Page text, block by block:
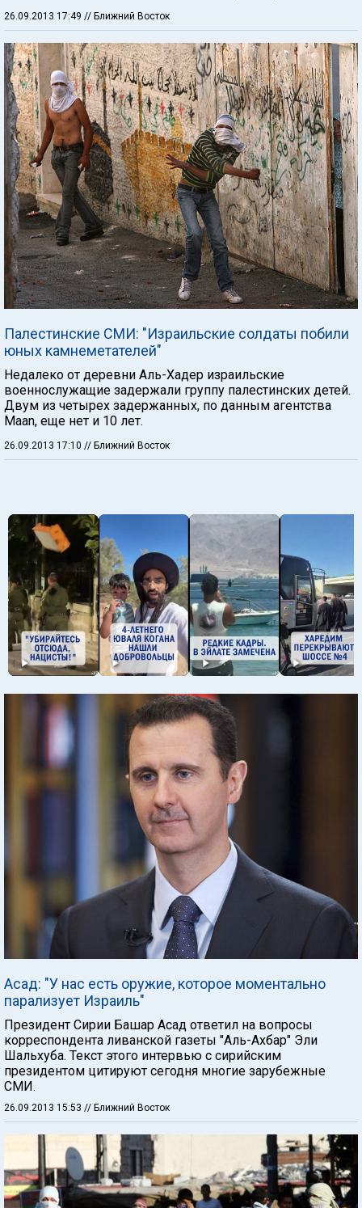
26.09.2013 17:49 // Ближний Восток
Палестинские СМИ: "Израильские солдаты побили
юных камнеметателей"
Недалеко от деревни Аль-Хадер израильские
военнослужащие задержали группу палестинских детей.
Двум из четырех задержанных, по данным агентства
Maan, еще нет и 10 лет.
26.09.2013 17:10 // Ближний Восток
Асад: "У нас есть оружие, которое моментально
парализует Израиль"
Президент Сирии Башар Асад ответил на вопросы
корреспондента ливанской газеты "Аль-Ахбар" Эли
Шальхуба. Текст этого интервью с сирийским
президентом цитируют сегодня многие зарубежные
СМИ.
26.09.2013 15:53 // Ближний Восток